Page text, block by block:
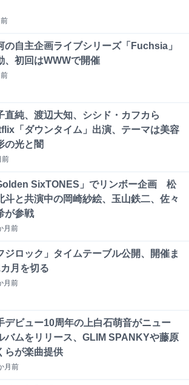
前
の自主企画ライブシリーズ「Fuchsia」
、初回はWWWで開催
前
直純、渡辺大知、シシド・カフカら
「ダウンタイム」出演、テーマは美容
の光と闇
前
SixTONES」でリンボー企画 松
斗と共演中の岡崎紗絵、玉山鉄二、佐々
が参戦
月前
ジロック」タイムテーブル公開、開催ま
月を切る
月前
デビュー10周年の上白石萌音がニュー
バムをリリース、GLIM SPANKYや藤原
らが楽曲提供
月前